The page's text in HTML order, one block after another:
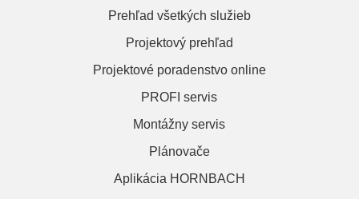
Prehľad všetkých služieb
Projektový prehľad
Projektové poradenstvo online
PROFI servis
Montážny servis
Plánovače
Aplikácia HORNBACH